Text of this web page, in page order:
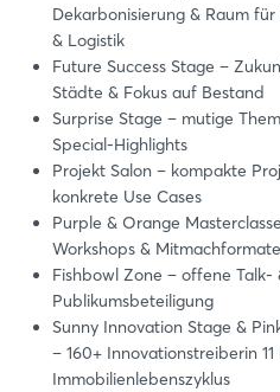
Dekarbonisierung & Raum
& Logistik
Future Success Stage –
Städte & Fokus auf Bestand
Surprise Stage – mutige
Special-Highlights
Projekt Salon – kompakte
konkrete Use Cases
Purple & Orange
Workshops & Mitmachformate
Fishbowl Zone – offene Talk-
Publikumsbeteiligung
Sunny Innovation Stage &
– 160+ Innovationstreiberin
Immobilienlebenszyklus